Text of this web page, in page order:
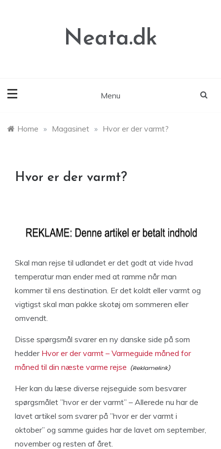
Neata.dk
Menu
Home » Magasinet » Hvor er der varmt?
Hvor er der varmt?
Skal man rejse til udlandet er det godt at vide hvad
temperatur man ender med at ramme når man
kommer til ens destination. Er det koldt eller varmt og
vigtigst skal man pakke skotøj om sommeren eller
omvendt.
Disse spørgsmål svarer en ny danske side på som
hedder Hvor er der varmt – Varmeguide måned for
måned til din næste varme rejse
Her kan du læse diverse rejseguide som besvarer
spørgsmålet ”hvor er der varmt” – Allerede nu har de
lavet artikel som svarer på ”hvor er der varmt i
oktober” og samme guides har de lavet om september,
november og resten af året.